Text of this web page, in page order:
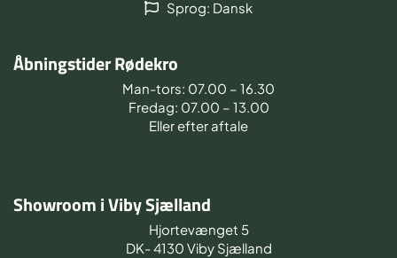
Sprog: Dansk
Åbningstider Rødekro
Man-tors: 07.00 – 16.30
Fredag: 07.00 – 13.00
Eller efter aftale
Showroom i Viby Sjælland
Hjortevænget 5
DK- 4130 Viby Sjælland